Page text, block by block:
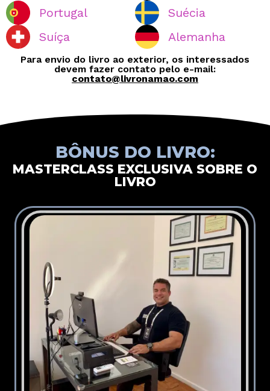
Portugal
Suíça
Suécia
Alemanha
Para envio do livro ao exterior, os interessados
devem fazer contato pelo e-mail:
contato@livronamao.com
BÔNUS DO LIVRO:
MASTERCLASS EXCLUSIVA SOBRE O
LIVRO